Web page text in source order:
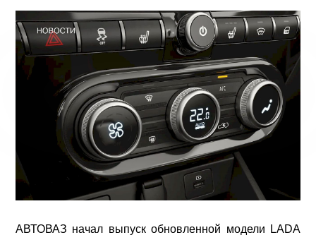
АВТОВАЗ начал выпуск обновленной модели LADA